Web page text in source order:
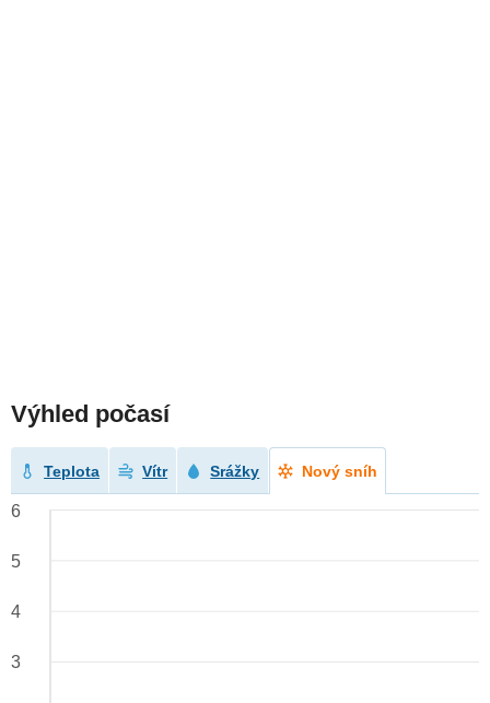
Výhled počasí
Teplota Vítr Srážky Nový sníh
6
5
4
3